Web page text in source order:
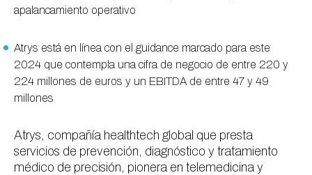
apalancamiento operativo
Atrys está en línea con el guidance marcado para este
2024 que contempla una cifra de negocio de entre 220 y
224 millones de euros y un EBITDA de entre 47 y 49
millones
Atrys, compañía healthtech global que presta
servicios de prevención, diagnóstico y tratamiento
médico de precisión, pionera en telemedicina y